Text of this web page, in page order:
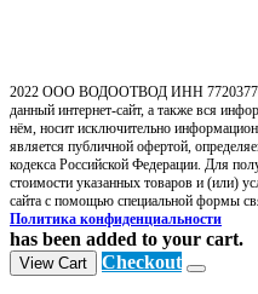
2022 ООО ВОДООТВОД ИНН
данный интернет-сайт, а также вся
нём, носит исключительно
является публичной офертой,
кодекса Российской Федерации. Для
стоимости указанных товаров и (или)
сайта с помощью специальной формы
Политика конфиденциальности
has been added to your cart.
View Cart Checkout